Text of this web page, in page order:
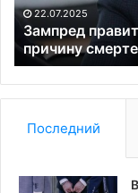
22.07.2025
Зампред
причину
Последний